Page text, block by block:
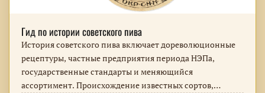
Гид по истории советского пива
История советского пива включает дореволюционные
рецептуры, частные предприятия периода НЭПа,
государственные стандарты и меняющийся
ассортимент. Происхождение известных сортов,